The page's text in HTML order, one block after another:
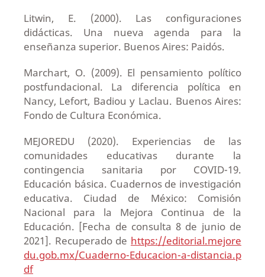
Litwin, E. (2000). Las configuraciones
didácticas. Una nueva agenda para la
enseñanza superior. Buenos Aires: Paidós.
Marchart, O. (2009). El pensamiento político
postfundacional. La diferencia política en
Nancy, Lefort, Badiou y Laclau. Buenos Aires:
Fondo de Cultura Económica.
MEJOREDU (2020). Experiencias de las
comunidades educativas durante la
contingencia sanitaria por COVID-19.
Educación básica. Cuadernos de investigación
educativa. Ciudad de México: Comisión
Nacional para la Mejora Continua de la
Educación. [Fecha de consulta 8 de junio de
2021]. Recuperado de https://editorial.mejore
du.gob.mx/Cuaderno-Educacion-a-distancia.p
df